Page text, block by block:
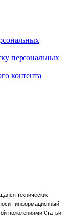
персональных
контента
технических
информационный
положениями Статьи